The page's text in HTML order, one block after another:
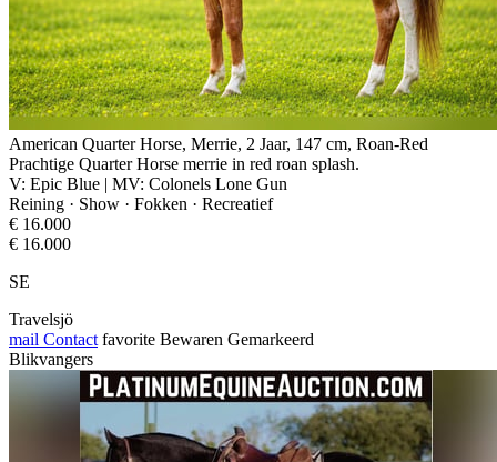
American Quarter Horse, Merrie, 2 Jaar, 147 cm, Roan-Red
Prachtige Quarter Horse merrie in red roan splash.
V: Epic Blue | MV: Colonels Lone Gun
Reining · Show · Fokken · Recreatief
€ 16.000
€ 16.000
SE
Travelsjö
mail Contact favorite Bewaren Gemarkeerd
Blikvangers